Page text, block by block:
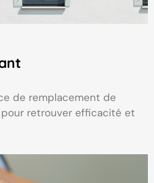
de remplacement de
retrouver efficacité et